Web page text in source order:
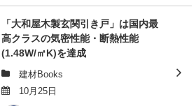
「大和屋木製玄関引き戸」は国内最
高クラスの気密性能・断熱性能
(1.48W/㎡K)を達成
建材Books
10月25日